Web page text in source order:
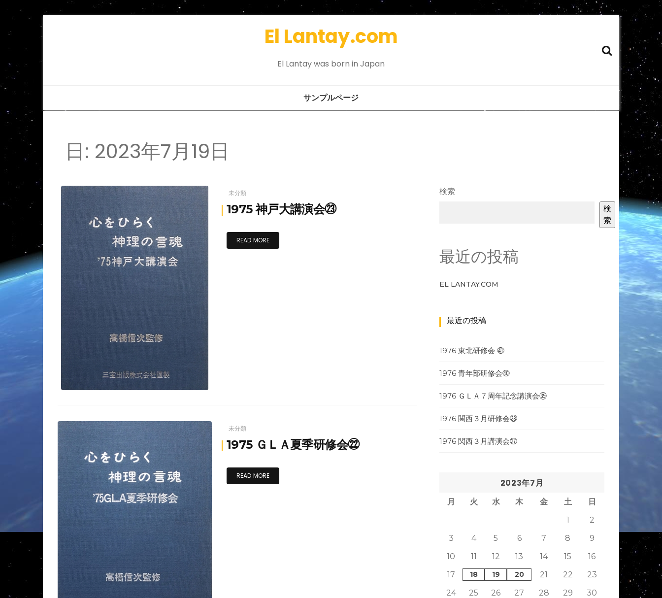
El Lantay.com
El Lantay was born in Japan
サンプルページ
日: 2023年7月19日
未分類
1975 神戸大講演会㉓
READ MORE
未分類
1975 ＧＬＡ夏季研修会㉒
READ MORE
検索
検
索
最近の投稿
EL LANTAY.COM
最近の投稿
1976 東北研修会 ㊶
1976 青年部研修会㊵
1976 ＧＬＡ７周年記念講演会㊴
1976 関西３月研修会㊳
1976 関西３月講演会㊲
2023年7月
月 火 水 木 金 土
日
1
2
3
4 5 6 7 8
9
10
11 12 13 14 15
16
17
18 19 20 21 22
23
24
25 26 27 28 29
30